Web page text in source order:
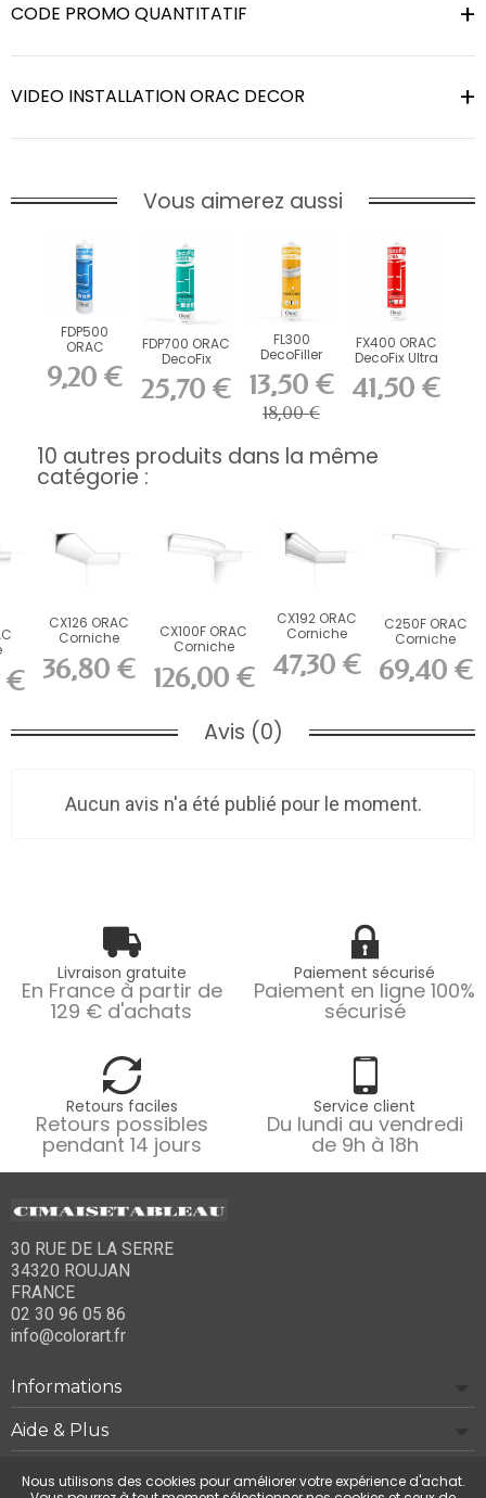
CODE PROMO QUANTITATIF
VIDEO INSTALLATION ORAC DECOR
Vous aimerez aussi
FDP500
ORAC
DecoFix Pro
310 ml
9,20 €
FDP700 ORAC
DecoFix
Power 290 ml
25,70 €
FL300
DecoFiller
13,50 €
18,00 €
FX400 ORAC
DecoFix Ultra
270 ml
41,50 €
10 autres produits dans la même
catégorie :
€
CX126 ORAC
Corniche
Durofoam
L200 x H8,7 x...
36,80 €
CX100F ORAC
Corniche
flexible
Durofoam...
126,00 €
CX192 ORAC
Corniche
Durofoam
L200 x H12 x...
47,30 €
C250F ORAC
Corniche
flexible Flex
L200 x...
69,40 €
Avis (0)
Aucun avis n'a été publié pour le moment.
Livraison gratuite
En France à partir de
129 € d'achats
Paiement sécurisé
Paiement en ligne 100%
sécurisé
Retours faciles
Retours possibles
pendant 14 jours
Service client
Du lundi au vendredi
de 9h à 18h
30 RUE DE LA SERRE
34320 ROUJAN
FRANCE
02 30 96 05 86
info@colorart.fr
Informations
Aide & Plus
Notre société
Nous utilisons des cookies pour améliorer votre expérience d'achat.